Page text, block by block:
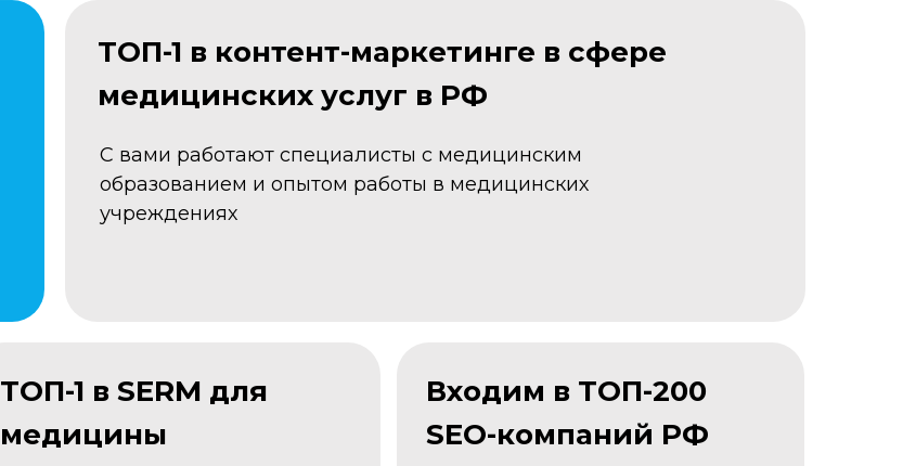
ТОП-1 в контент-маркетинге в сфере
медицинских услуг в РФ
ТОП-1 в SERM для
медицины
Входим в ТОП-200
SEO-компаний РФ
С вами работают специалисты с медицинским
образованием и опытом работы в медицинских
учреждениях